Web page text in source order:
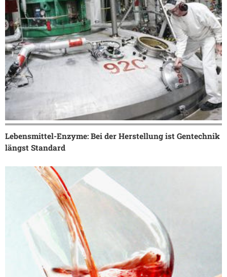
Lebensmittel-Enzyme: Bei der Herstellung ist Gentechnik
längst Standard